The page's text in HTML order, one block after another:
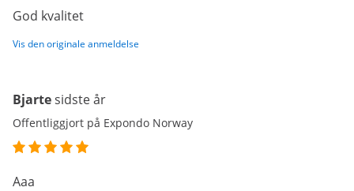
God kvalitet
Vis den originale anmeldelse
Bjartesidste år
Offentliggjort på Expondo Norway
Aaa